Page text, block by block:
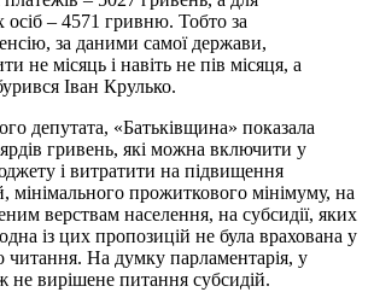
осіб – 4571 гривню. Тобто за
за даними самої держави,
не місяць і навіть не пів місяця, а
Іван Крулько.
депутата, «Батьківщина» показала
гривень, які можна включити у
і витратити на підвищення
мінімального прожиткового мінімуму, на
верствам населення, на субсидії, яких
із цих пропозицій не була врахована у
читання. На думку парламентарія, у
не вирішене питання субсидій.